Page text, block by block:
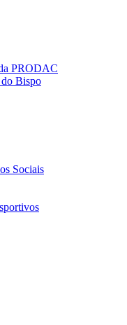
PRODAC
Bispo
Sociais